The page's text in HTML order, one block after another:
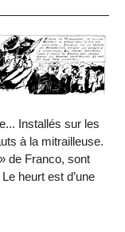
Installés sur les
à la mitrailleuse.
de Franco, sont
heurt est d’une